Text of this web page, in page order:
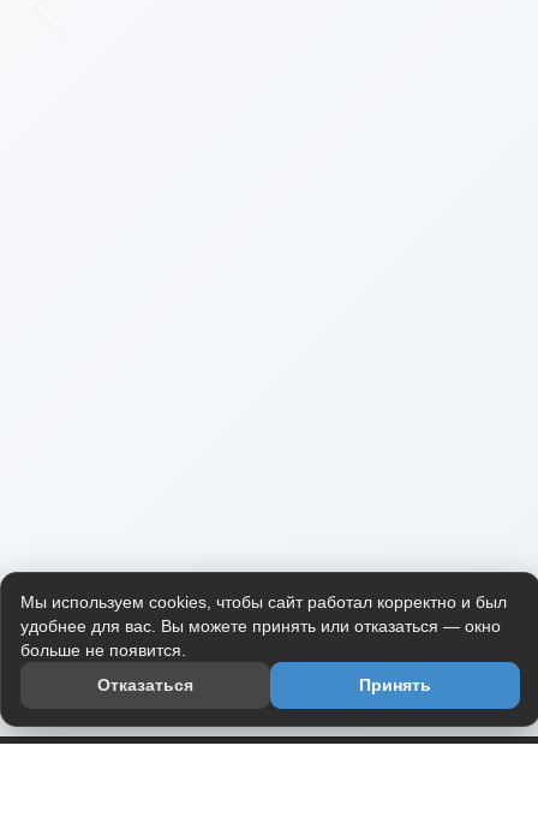
Мы используем cookies, чтобы сайт работал корректно и был
удобнее для вас. Вы можете принять или отказаться — окно
больше не появится.
Отказаться
Принять